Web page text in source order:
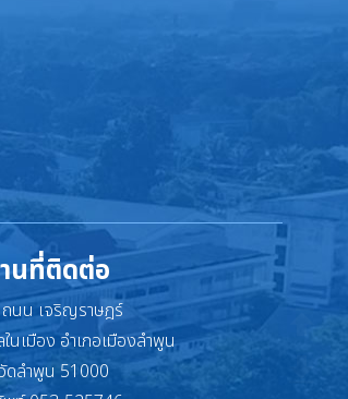
นที่ติดต่อ
นน เจริญราษฎร์
นเมือง อำเภอเมืองลำพูน
ดลำพูน 51000